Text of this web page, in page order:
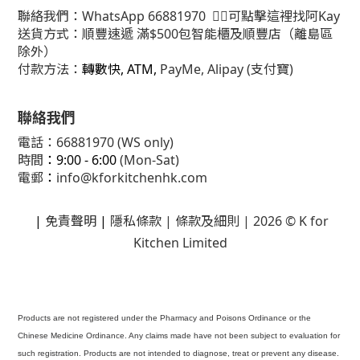
聯絡我們： WhatsApp 66881970 👈🏻可點擊這裡找阿Kay
送貨方式：順豐速遞 滿$500包智能櫃及順豐店（離島區
除外）
付款方法： 轉數快, ATM, PayMe, Alipay (支付寶)
聯絡我們
電話：66881970 (WS only)
時間 ：9:00 - 6:00(Mon-Sat)
電郵 ： info@kforkitchenhk.com
| 免責聲明 | 隱私條款 | 條款及細則 | 2026 © K for
Kitchen Limited
Products are not registered under the Pharmacy and Poisons Ordinance or the
Chinese Medicine Ordinance. Any claims made have not been subject to evaluation for
such registration. Products are not intended to diagnose, treat or prevent any disease.